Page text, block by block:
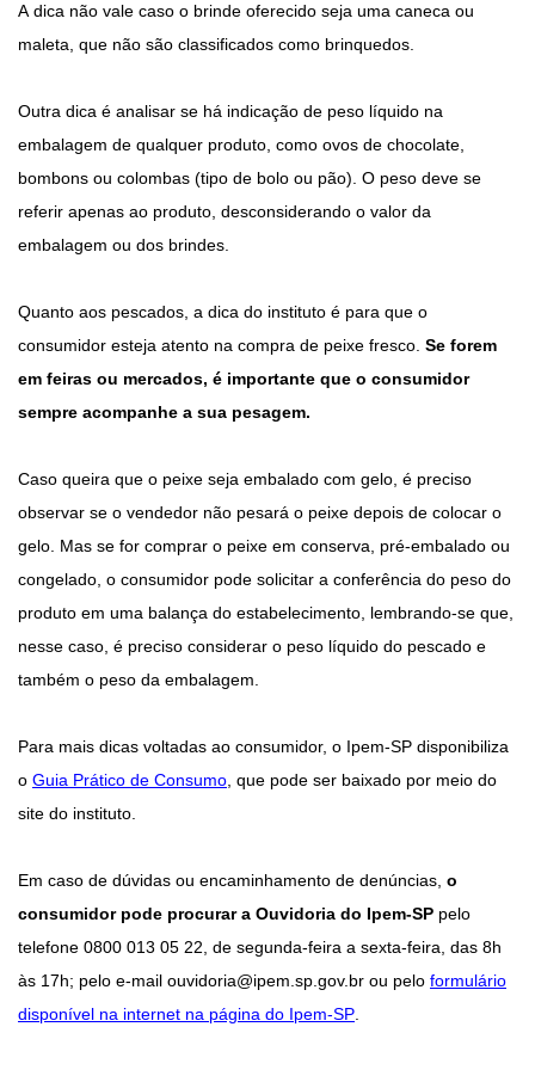
A dica não vale caso o brinde oferecido seja uma caneca ou
maleta, que não são classificados como brinquedos.
Outra dica é analisar se há indicação de peso líquido na
embalagem de qualquer produto, como ovos de chocolate,
bombons ou colombas (tipo de bolo ou pão). O peso deve se
referir apenas ao produto, desconsiderando o valor da
embalagem ou dos brindes.
Quanto aos pescados, a dica do instituto é para que o
consumidor esteja atento na compra de peixe fresco. Se forem
em feiras ou mercados, é importante que o consumidor
sempre acompanhe a sua pesagem.
Caso queira que o peixe seja embalado com gelo, é preciso
observar se o vendedor não pesará o peixe depois de colocar o
gelo. Mas se for comprar o peixe em conserva, pré-embalado ou
congelado, o consumidor pode solicitar a conferência do peso do
produto em uma balança do estabelecimento, lembrando-se que,
nesse caso, é preciso considerar o peso líquido do pescado e
também o peso da embalagem.
Para mais dicas voltadas ao consumidor, o Ipem-SP disponibiliza
o Guia Prático de Consumo, que pode ser baixado por meio do
site do instituto.
Em caso de dúvidas ou encaminhamento de denúncias, o
consumidor pode procurar a Ouvidoria do Ipem-SP pelo
telefone 0800 013 05 22, de segunda-feira a sexta-feira, das 8h
às 17h; pelo e-mail ouvidoria@ipem.sp.gov.br ou pelo formulário
disponível na internet na página do Ipem-SP.